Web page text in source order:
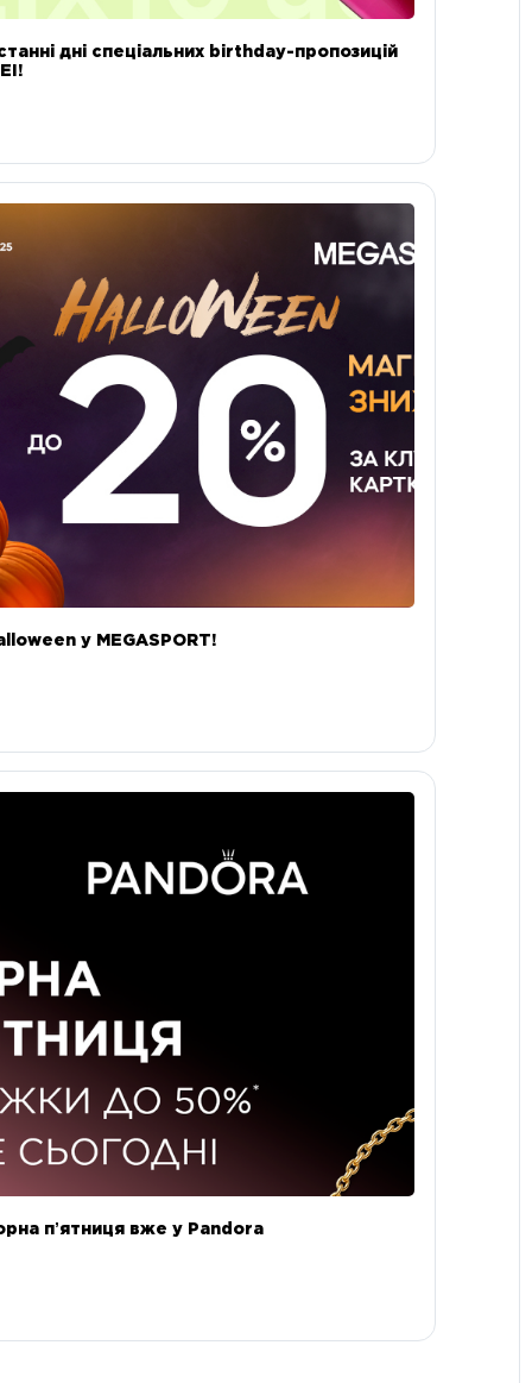
дні спеціальних birthday-пропозицій
у MEGASPORT!
пʼятниця вже у Pandora